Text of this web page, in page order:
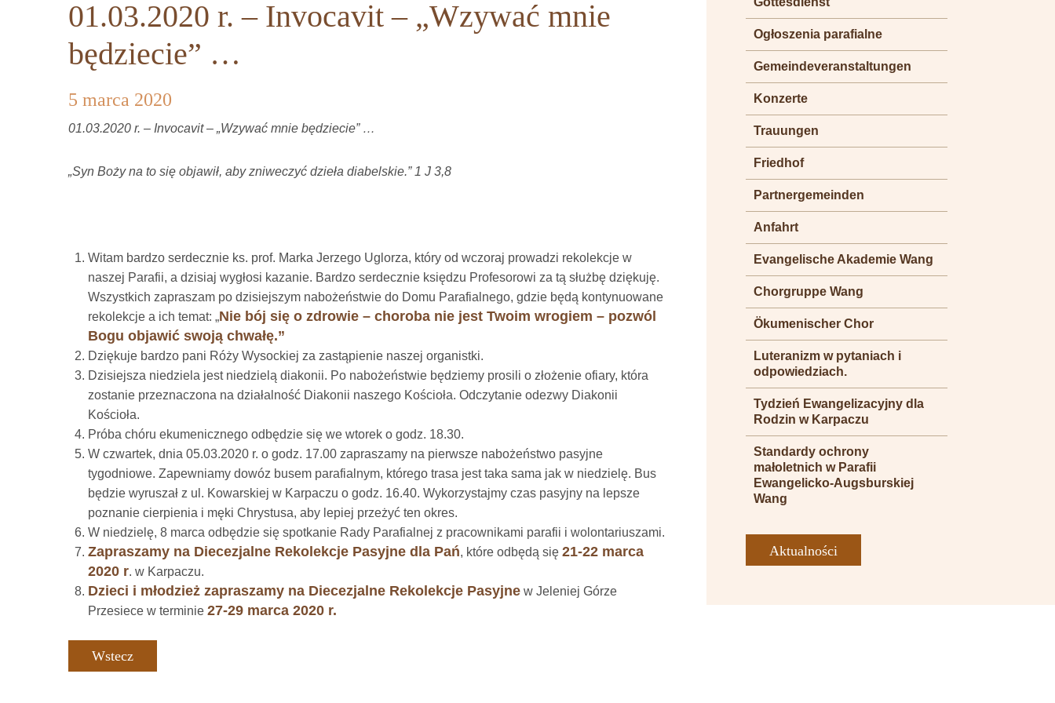
01.03.2020 r. – Invocavit – „Wzywać mnie
będziecie” …
5 marca 2020
01.03.2020 r. – Invocavit – „Wzywać mnie będziecie” …
„Syn Boży na to się objawił, aby zniweczyć dzieła diabelskie.” 1 J 3,8
Witam bardzo serdecznie ks. prof. Marka Jerzego Uglorza, który od wczoraj prowadzi rekolekcje w
naszej Parafii, a dzisiaj wygłosi kazanie. Bardzo serdecznie księdzu Profesorowi za tą służbę dziękuję.
Wszystkich zapraszam po dzisiejszym nabożeństwie do Domu Parafialnego, gdzie będą kontynuowane
rekolekcje a ich temat: „Nie bój się o zdrowie – choroba nie jest Twoim wrogiem – pozwól
Bogu objawić swoją chwałę.”
Dziękuje bardzo pani Róży Wysockiej za zastąpienie naszej organistki.
Dzisiejsza niedziela jest niedzielą diakonii. Po nabożeństwie będziemy prosili o złożenie ofiary, która
zostanie przeznaczona na działalność Diakonii naszego Kościoła. Odczytanie odezwy Diakonii
Kościoła.
Próba chóru ekumenicznego odbędzie się we wtorek o godz. 18.30.
W czwartek, dnia 05.03.2020 r. o godz. 17.00 zapraszamy na pierwsze nabożeństwo pasyjne
tygodniowe. Zapewniamy dowóz busem parafialnym, którego trasa jest taka sama jak w niedzielę. Bus
będzie wyruszał z ul. Kowarskiej w Karpaczu o godz. 16.40. Wykorzystajmy czas pasyjny na lepsze
poznanie cierpienia i męki Chrystusa, aby lepiej przeżyć ten okres.
W niedzielę, 8 marca odbędzie się spotkanie Rady Parafialnej z pracownikami parafii i wolontariuszami.
Zapraszamy na Diecezjalne Rekolekcje Pasyjne dla Pań, które odbędą się 21-22 marca
2020 r. w Karpaczu.
Dzieci i młodzież zapraszamy na Diecezjalne Rekolekcje Pasyjne w Jeleniej Górze
Przesiece w terminie 27-29 marca 2020 r.
Wstecz
Ogłoszenia parafialne
Gemeindeveranstaltungen
Konzerte
Trauungen
Friedhof
Partnergemeinden
Anfahrt
Evangelische Akademie Wang
Chorgruppe Wang
Ökumenischer Chor
Luteranizm w pytaniach i
odpowiedziach.
Tydzień Ewangelizacyjny dla
Rodzin w Karpaczu
Standardy ochrony
małoletnich w Parafii
Ewangelicko-Augsburskiej
Wang
Aktualności